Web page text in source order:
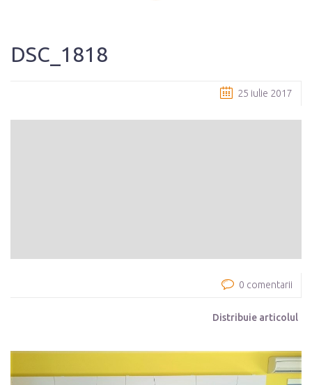
DSC_1818
25 iulie 2017
0 comentarii
Distribuie articolul